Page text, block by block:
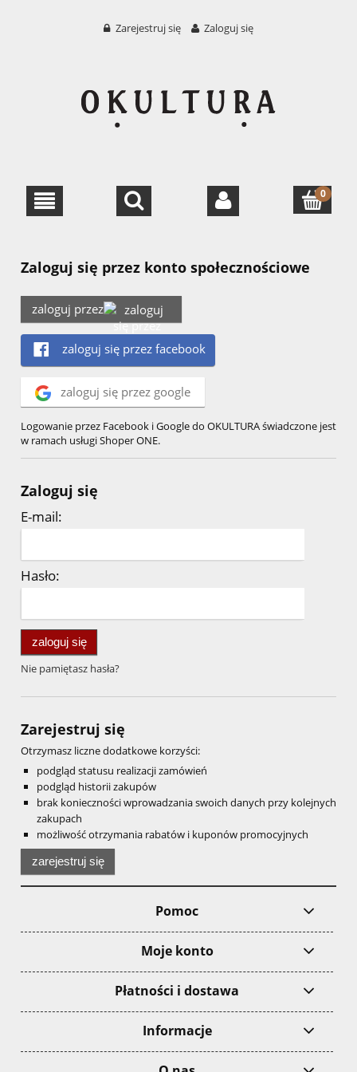
Zarejestruj się Zaloguj się
Zaloguj się przez konto społecznościowe
zaloguj przez
zaloguj się przez facebook
zaloguj się przez google
Logowanie przez Facebook i Google do OKULTURA świadczone jest
w ramach usługi Shoper ONE.
Zaloguj się
E-mail:
Hasło:
zaloguj się
Nie pamiętasz hasła?
Zarejestruj się
Otrzymasz liczne dodatkowe korzyści:
podgląd statusu realizacji zamówień
podgląd historii zakupów
brak konieczności wprowadzania swoich danych przy kolejnych
zakupach
możliwość otrzymania rabatów i kuponów promocyjnych
zarejestruj się
Pomoc
Moje konto
Płatności i dostawa
Informacje